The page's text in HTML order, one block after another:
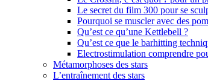
Le secret du film 300 pour se
Pourquoi se muscler avec des
Qu’est ce qu’une Kettlebell ?
Qu’est ce que le barhitting
Electrostimulation comprendre
Métamorphoses des stars
L’entraînement des stars